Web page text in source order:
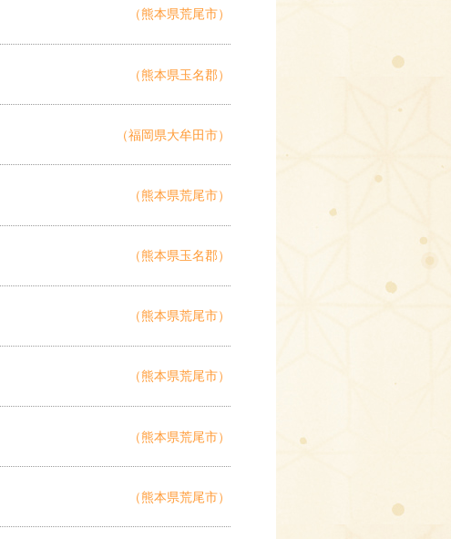
（熊本県荒尾市）
（熊本県玉名郡）
（福岡県大牟田市）
（熊本県荒尾市）
（熊本県玉名郡）
（熊本県荒尾市）
（熊本県荒尾市）
（熊本県荒尾市）
（熊本県荒尾市）